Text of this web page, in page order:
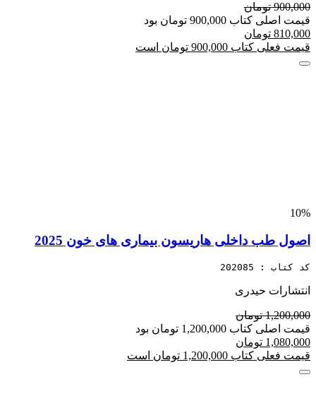
900,000 تومان
قیمت اصلی کتاب 900,000 تومان بود
810,000 تومان
قیمت فعلی کتاب 900,000 تومان است
10%
اصول طب داخلی هاریسون بیماری های خون 2025
کد کتاب : 202085
انتشارات حیدری
1,200,000 تومان
قیمت اصلی کتاب 1,200,000 تومان بود
1,080,000 تومان
قیمت فعلی کتاب 1,200,000 تومان است